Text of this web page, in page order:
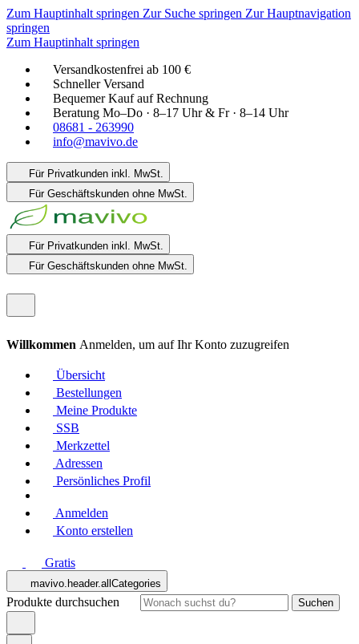
Zum Hauptinhalt springen Zur Suche springen Zur Hauptnavigation
springen
Zum Hauptinhalt springen
Versandkostenfrei ab 100 €
Schneller Versand
Bequemer Kauf auf Rechnung
Beratung Mo–Do · 8–17 Uhr & Fr · 8–14 Uhr
08681 - 263990
info@mavivo.de
Für Privatkunden inkl. MwSt.
Für Geschäftskunden ohne MwSt.
Für Privatkunden inkl. MwSt.
Für Geschäftskunden ohne MwSt.
Willkommen Anmelden, um auf Ihr Konto zuzugreifen
Übersicht
Bestellungen
Meine Produkte
SSB
Merkzettel
Adressen
Persönliches Profil
Anmelden
Konto erstellen
Gratis
mavivo.header.allCategories
Produkte durchsuchen Suchen